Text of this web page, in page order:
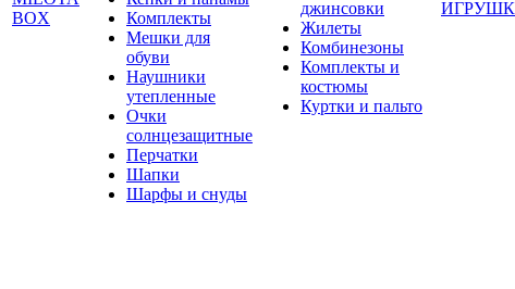
BOX
Комплекты
Мешки для
обуви
Наушники
утепленные
Очки
солнцезащитные
Перчатки
Шапки
Шарфы и снуды
джинсовки
Жилеты
Комбинезоны
Комплекты и
костюмы
Куртки и пальто